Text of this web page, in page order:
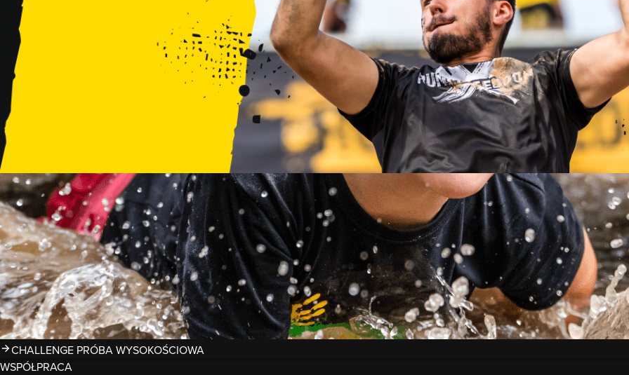
RUNMAGEDDON WARSZAWA TWIERDZA MODLIN 10/11.10.2026
RUNMAGEDDON JURAPARK BAŁTÓW 24/25.10.2026
RUNMAGEDDON HALLOWEEN WARSZAWA 31.10.2026
TRENINGI
VOUCHERY
DLA ZAWODNIKÓW
ZDJĘCIA
KALENDARZ 2026
WYNIKI
LIGA RUNMAGEDDON 2026
SUPERLIGA RUNMAGEDDON 2026
SUPERLIGA RMG KIDS 2026
KWALIFIKACJE DO MISTRZOSTW EUROPY I ŚWIATA OCR
TROFEA
LEGENDY RUNMAGEDDON
MAGAZYN
CHALLENGE PRÓBA WYSOKOŚCIOWA
WSPÓŁPRACA